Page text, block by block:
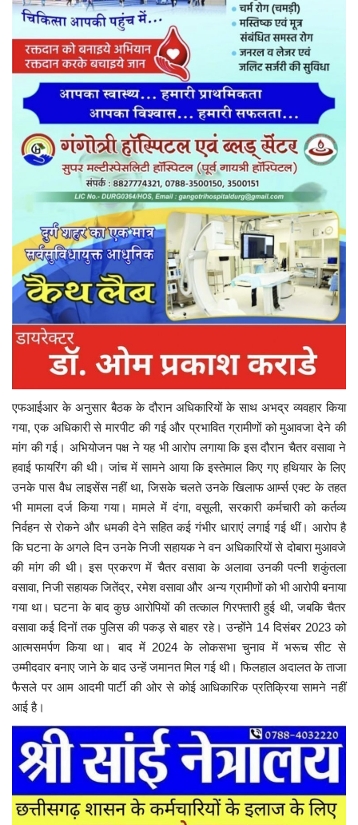
एफआईआर के अनुसार बैठक के दौरान अधिकारियों के साथ अभद्र व्यवहार किया
गया, एक अधिकारी से मारपीट की गई और प्रभावित ग्रामीणों को मुआवजा देने की
मांग की गई। अभियोजन पक्ष ने यह भी आरोप लगाया कि इस दौरान चैतर वसावा ने
हवाई फायरिंग की थी। जांच में सामने आया कि इस्तेमाल किए गए हथियार के लिए
उनके पास वैध लाइसेंस नहीं था, जिसके चलते उनके खिलाफ आर्म्स एक्ट के तहत
भी मामला दर्ज किया गया।मामले में दंगा, वसूली, सरकारी कर्मचारी को कर्तव्य
निर्वहन से रोकने और धमकी देने सहित कई गंभीर धाराएं लगाई गई थीं। आरोप है
कि घटना के अगले दिन उनके निजी सहायक ने वन अधिकारियों से दोबारा मुआवजे
की मांग की थी।इस प्रकरण में चैतर वसावा के अलावा उनकी पत्नी शकुंतला
वसावा, निजी सहायक जितेंद्र, रमेश वसावा और अन्य ग्रामीणों को भी आरोपी बनाया
गया था। घटना के बाद कुछ आरोपियों की तत्काल गिरफ्तारी हुई थी, जबकि चैतर
वसावा कई दिनों तक पुलिस की पकड़ से बाहर रहे। उन्होंने 14 दिसंबर 2023 को
आत्मसमर्पण किया था।बाद में 2024 के लोकसभा चुनाव में भरूच सीट से
उम्मीदवार बनाए जाने के बाद उन्हें जमानत मिल गई थी। फिलहाल अदालत के ताजा
फैसले पर आम आदमी पार्टी की ओर से कोई आधिकारिक प्रतिक्रिया सामने नहीं
आई है।